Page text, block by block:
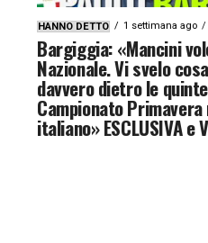
HANNO DETTO 1 settimana ago
Bargiggia: «Mancini
Nazionale. Vi svelo
davvero dietro le
Campionato
italiano» ESCLUSIVA e